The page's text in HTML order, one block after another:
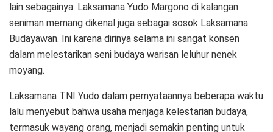
lain sebagainya. Laksamana Yudo Margono di kalangan
seniman memang dikenal juga sebagai sosok Laksamana
Budayawan. Ini karena dirinya selama ini sangat konsen
dalam melestarikan seni budaya warisan leluhur nenek
moyang.
Laksamana TNI Yudo dalam pernyataannya beberapa waktu
lalu menyebut bahwa usaha menjaga kelestarian budaya,
termasuk wayang orang, menjadi semakin penting untuk